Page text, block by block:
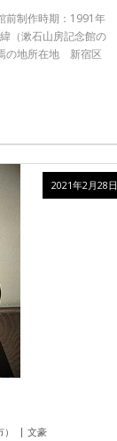
制作時期：1991年
（漱石山房記念館の
の地所在地 新宿区
文豪
2021年2月28日